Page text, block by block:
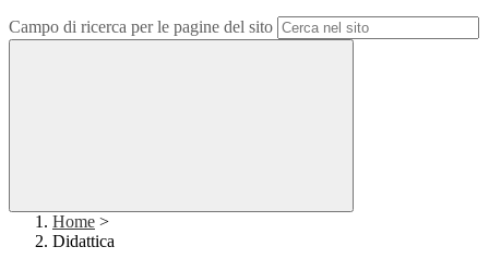
Campo di ricerca per le pagine del sito
Home >
Didattica